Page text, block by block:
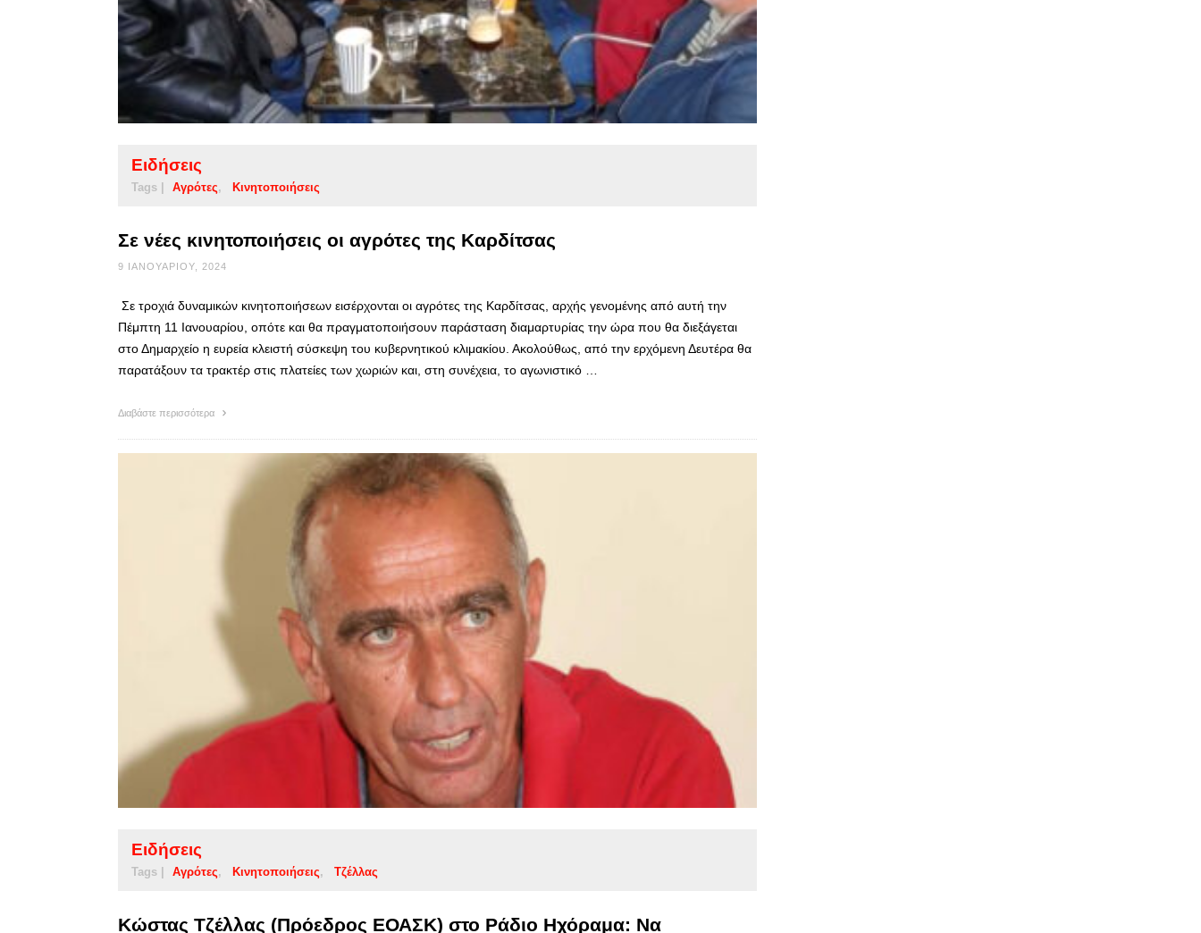
Ειδήσεις
Tags | Αγρότες Κινητοποιήσεις
Σε νέες κινητοποιήσεις οι αγρότες της Καρδίτσας
9 ΙΑΝΟΥΑΡΊΟΥ, 2024
Σε τροχιά δυναμικών κινητοποιήσεων εισέρχονται οι αγρότες της Καρδίτσας, αρχής γενομένης από αυτή την
Πέμπτη 11 Ιανουαρίου, οπότε και θα πραγματοποιήσουν παράσταση διαμαρτυρίας την ώρα που θα διεξάγεται
στο Δημαρχείο η ευρεία κλειστή σύσκεψη του κυβερνητικού κλιμακίου. Ακολούθως, από την ερχόμενη Δευτέρα θα
παρατάξουν τα τρακτέρ στις πλατείες των χωριών και, στη συνέχεια, το αγωνιστικό …
Διαβάστε περισσότερα
Ειδήσεις
Tags | Αγρότες Κινητοποιήσεις Τζέλλας
Κώστας Τζέλλας (Πρόεδρος ΕΟΑΣΚ) στο Ράδιο Ηχόραμα: Να